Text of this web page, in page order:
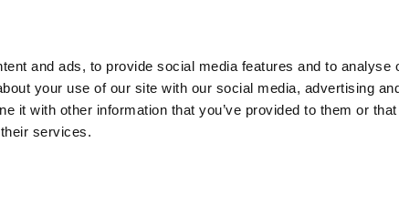
and ads, to provide social media features and to analyse
your use of our site with our social media, advertising
it with other information that you’ve provided to them or that
services.